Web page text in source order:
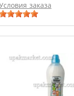
заказа